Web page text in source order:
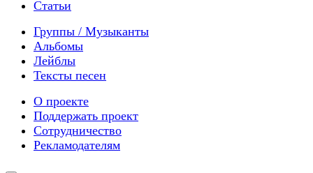
Статьи
Группы / Музыканты
Альбомы
Лейблы
Тексты песен
О проекте
Поддержать проект
Сотрудничество
Рекламодателям